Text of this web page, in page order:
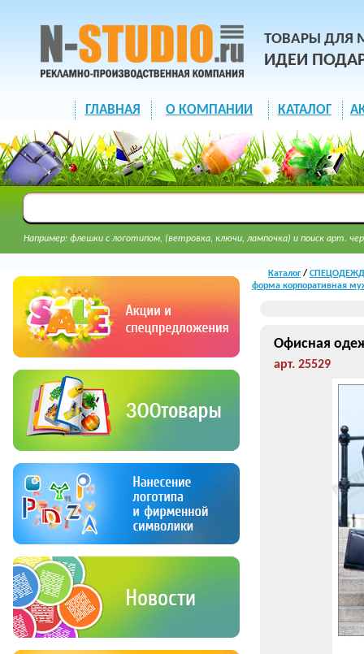
ТОВАРЫ ДЛЯ
ИДЕИ
ГЛАВНАЯ О КОМПАНИИ КАТАЛОГ
Например: флешки с логотипом, (ветровка, ключи, лампочка) и поиск арт.
Каталог/
форма корпоративная
Офисная
арт. 25529